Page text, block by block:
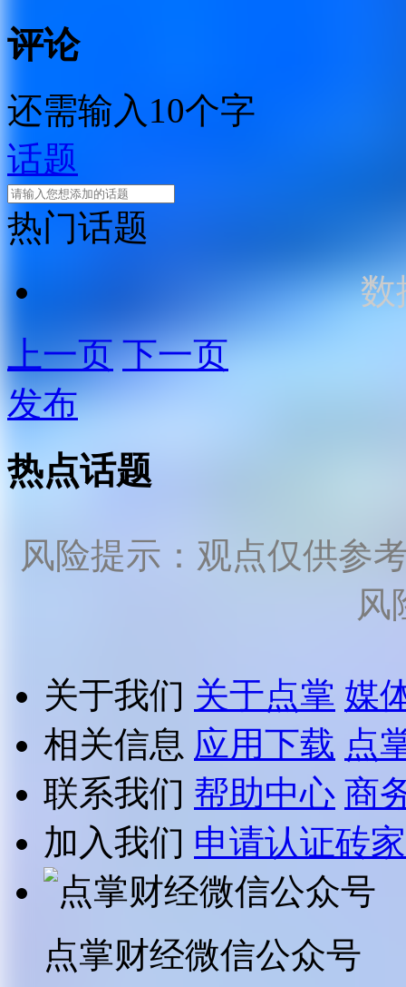
评论
还需输入10个字
话题
热门话题
数
上一页 下一页
发布
热点话题
风险提示：观点仅供参
风
关于我们 关于点掌 媒
相关信息 应用下载 点
联系我们 帮助中心 商
加入我们 申请认证砖家
点掌财经微信公众号